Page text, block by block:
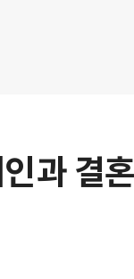
과 결